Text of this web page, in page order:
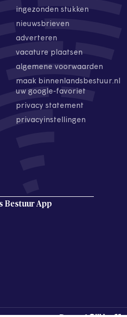
ingezonden stukken
nieuwsbrieven
adverteren
vacature plaatsen
algemene voorwaarden
maak binnenlandsbestuur.nl
uw google-favoriet
privacy statement
privacyinstellingen
Bestuur App